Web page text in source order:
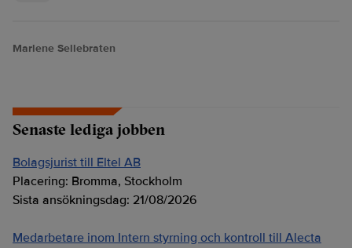
Marlene Sellebraten
Senaste lediga jobben
Bolagsjurist till Eltel AB
Placering: Bromma, Stockholm
Sista ansökningsdag: 21/08/2026
Medarbetare inom Intern styrning och kontroll till Alecta